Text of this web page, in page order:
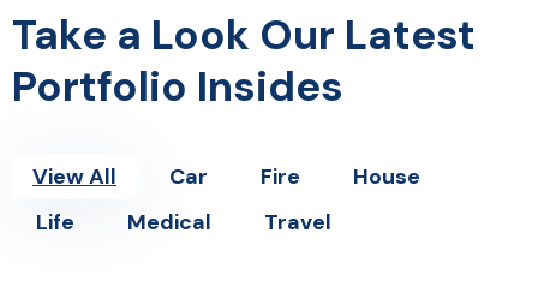
Take a Look Our Latest
Portfolio Insides
View All Car Fire
House
Life
Medical Travel